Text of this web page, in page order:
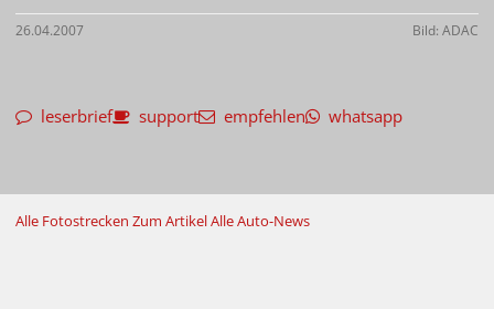
26.04.2007 Bild: ADAC
leserbrief support empfehlen whatsapp
Alle Fotostrecken Zum ArtikelAlle Auto-News